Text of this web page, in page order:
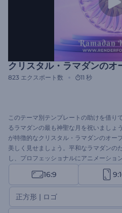
クリスタル・ラマダンのオ
823 エクスポート数 11 秒
このテーマ別テンプレートの助けを借り
るラマダンの最も神聖な月を祝いましょ
が特徴的なクリスタル・ラマダンのオー
美しく見せましょう。平和なラマダンの
し、プロフェッショナルにアニメーショ
画を得るためにあなたのロゴをアップロ
イントロ、グリティング動画、テレビコ
よび多くのために完璧に適しています。
16:9
正方形 | ロゴ